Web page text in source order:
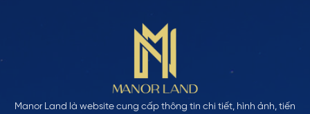
Manor Land là website cung cấp thông tin chi tiết, hình ảnh, tiến